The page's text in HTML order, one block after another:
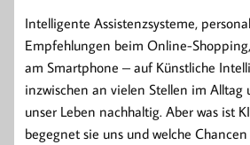
Intelligente Assistenzsysteme,
Empfehlungen beim Online-
am Smartphone – auf Künstliche
inzwischen an vielen Stellen im Alltag
unser Leben nachhaltig. Aber was ist
begegnet sie uns und welche